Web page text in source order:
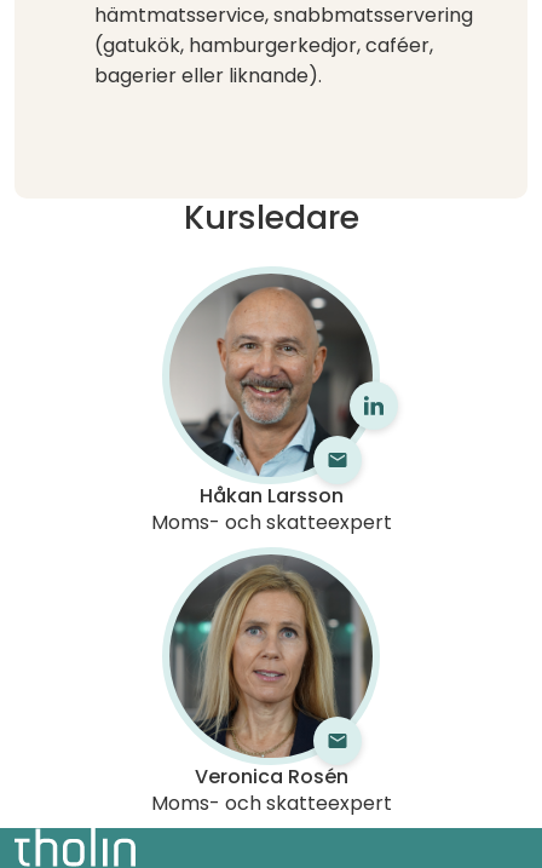
hämtmatsservice, snabbmatsservering
(gatukök, hamburgerkedjor, caféer,
bagerier eller liknande).
Kursledare
Håkan Larsson
Moms- och skatteexpert
Veronica Rosén
Moms- och skatteexpert